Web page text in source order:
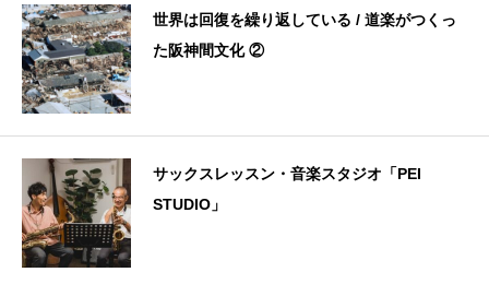
世界は回復を繰り返している / 道楽がつくっ
た阪神間文化 ②
サックスレッスン・音楽スタジオ「PEI
STUDIO」